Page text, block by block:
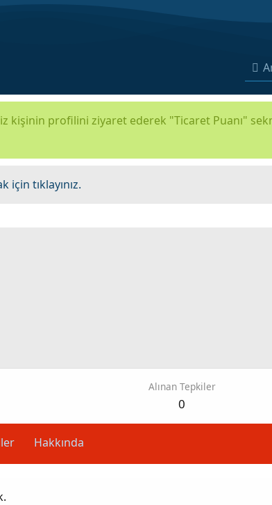
kişinin profilini ziyaret ederek "Ticaret Puanı"
için tıklayınız.
Alınan Tepkiler
0
Hakkında